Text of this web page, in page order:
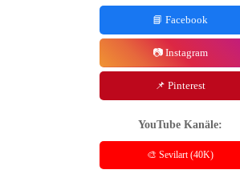
📘 Facebook
📷 Instagram
📌 Pinterest
YouTube Kanäle:
🎨 Sevilart (40K)